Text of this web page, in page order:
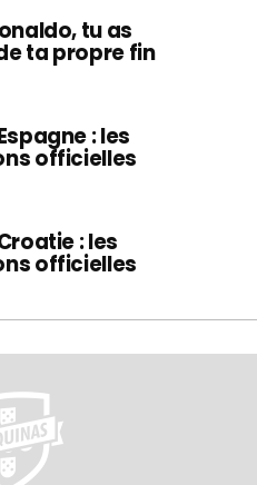
tu as
ta propre fin
: les
officielles
: les
officielles